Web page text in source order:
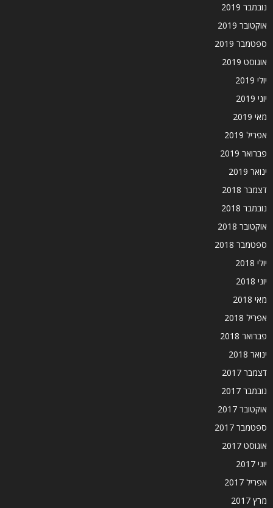
נובמבר 2019
אוקטובר 2019
ספטמבר 2019
אוגוסט 2019
יולי 2019
יוני 2019
מאי 2019
אפריל 2019
פברואר 2019
ינואר 2019
דצמבר 2018
נובמבר 2018
אוקטובר 2018
ספטמבר 2018
יולי 2018
יוני 2018
מאי 2018
אפריל 2018
פברואר 2018
ינואר 2018
דצמבר 2017
נובמבר 2017
אוקטובר 2017
ספטמבר 2017
אוגוסט 2017
יוני 2017
אפריל 2017
מרץ 2017